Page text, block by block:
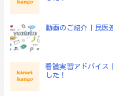
動画のご紹介｜民医
看護実習アドバイス
した！